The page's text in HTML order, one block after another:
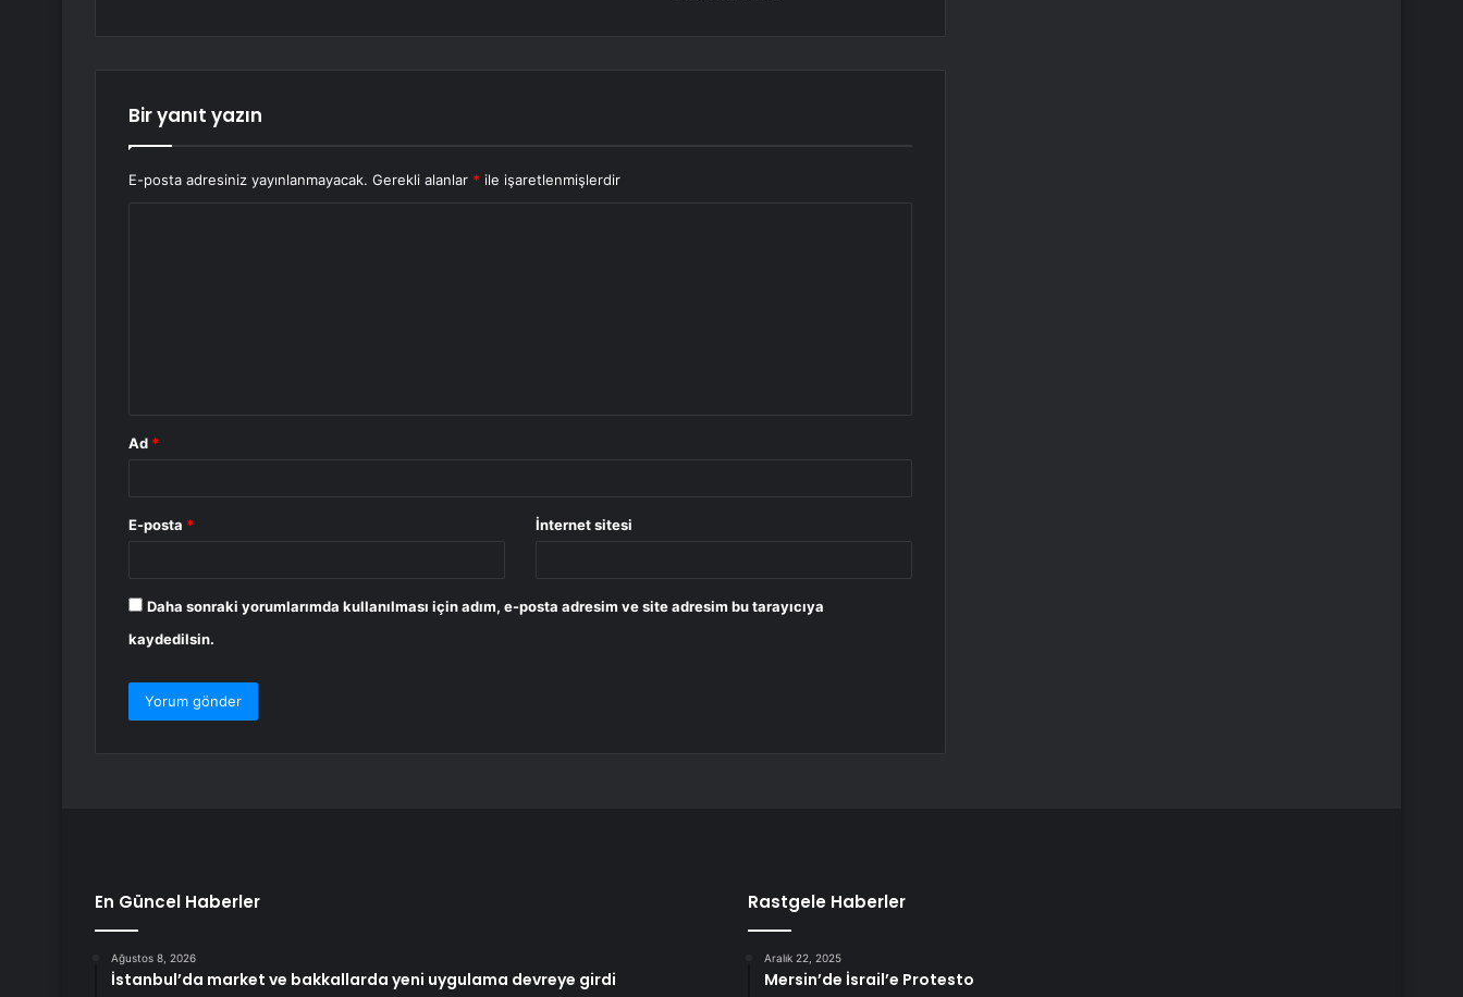
Bir yanıt yazın
E-posta adresiniz yayınlanmayacak. Gerekli alanlar * ile işaretlenmişlerdir
Ad *
E-posta * İnternet sitesi
Daha sonraki yorumlarımda kullanılması için adım, e-posta adresim ve site adresim bu tarayıcıya
kaydedilsin.
En Güncel Haberler
Ağustos 8, 2026
İstanbul’da market ve bakkallarda yeni uygulama devreye girdi
Rastgele Haberler
Aralık 22, 2025
Mersin’de İsrail’e Protesto